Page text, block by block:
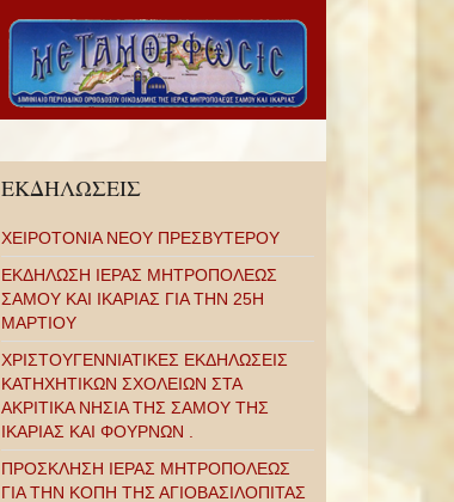
ΕΚΔΗΛΩΣΕΙΣ
ΧΕΙΡΟΤΟΝΙΑ ΝΕΟΥ ΠΡΕΣΒΥΤΕΡΟΥ
ΕΚΔΗΛΩΣΗ ΙΕΡΑΣ ΜΗΤΡΟΠΟΛΕΩΣ
ΣΑΜΟΥ ΚΑΙ ΙΚΑΡΙΑΣ ΓΙΑ ΤΗΝ 25Η
ΜΑΡΤΙΟΥ
ΧΡΙΣΤΟΥΓΕΝΝΙΑΤΙΚΕΣ ΕΚΔΗΛΩΣΕΙΣ
ΚΑΤΗΧΗΤΙΚΩΝ ΣΧΟΛΕΙΩΝ ΣΤΑ
ΑΚΡΙΤΙΚΑ ΝΗΣΙΑ ΤΗΣ ΣΑΜΟΥ ΤΗΣ
ΙΚΑΡΙΑΣ ΚΑΙ ΦΟΥΡΝΩΝ .
ΠΡΟΣΚΛΗΣΗ ΙΕΡΑΣ ΜΗΤΡΟΠΟΛΕΩΣ
ΓΙΑ ΤΗΝ ΚΟΠΗ ΤΗΣ ΑΓΙΟΒΑΣΙΛΟΠΙΤΑΣ